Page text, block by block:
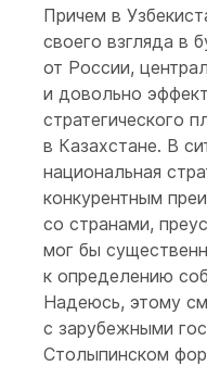
Причем в
своего взгляда в
от России,
и довольно
стратегического
в Казахстане. В
национальная
конкурентным
со странами,
мог бы
к определению
Надеюсь, этому
с зарубежными
Столыпинском